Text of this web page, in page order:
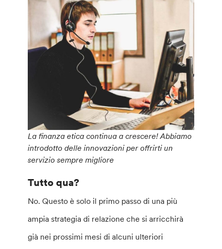
La finanza etica continua a crescere! Abbiamo
introdotto delle innovazioni per offrirti un
servizio sempre migliore
Tutto qua?
No. Questo è solo il primo passo di una più
ampia strategia di relazione che si arricchirà
già nei prossimi mesi di alcuni ulteriori